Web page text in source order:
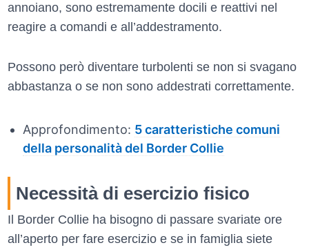
annoiano, sono estremamente docili e reattivi nel
reagire a comandi e all’addestramento.
Possono però diventare turbolenti se non si svagano
abbastanza o se non sono addestrati correttamente.
Approfondimento: 5 caratteristiche comuni
della personalità del Border Collie
Necessità di esercizio fisico
Il Border Collie ha bisogno di passare svariate ore
all’aperto per fare esercizio e se in famiglia siete